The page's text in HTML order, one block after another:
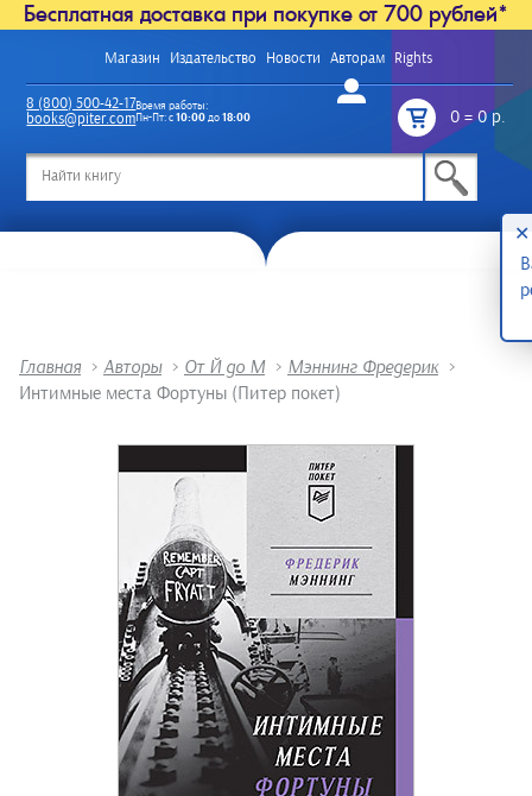
Бесплатная доставка при покупке от 700 рублей*
Магазин Издательство Новости Авторам Rights
Войти
0=0 р.
8 (800) 500-42-17
books@piter.com
Время работы:
Пн-Пт: с10:00до18:00
Главная > Авторы > От Й до М > Мэннинг Фредерик >
Интимные места Фортуны (Питер покет)
✕